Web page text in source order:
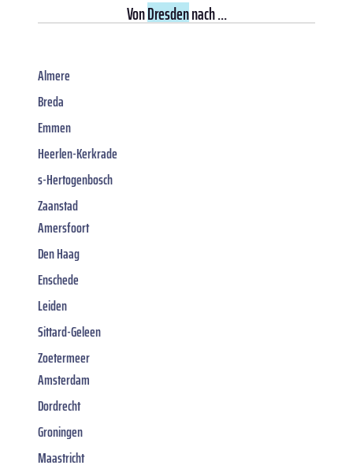
VonDresdennach ...
Almere
Breda
Emmen
Heerlen-Kerkrade
s-Hertogenbosch
Zaanstad
Amersfoort
Den Haag
Enschede
Leiden
Sittard-Geleen
Zoetermeer
Amsterdam
Dordrecht
Groningen
Maastricht